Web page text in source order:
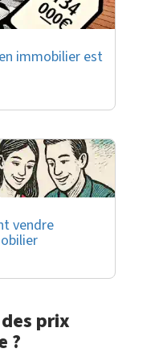
immobilier est
vendre
prix
?